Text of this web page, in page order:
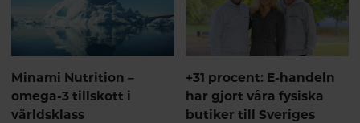
Minami Nutrition –
omega-3 tillskott i
världsklass
+31 procent: E-handeln
har gjort våra fysiska
butiker till Sveriges